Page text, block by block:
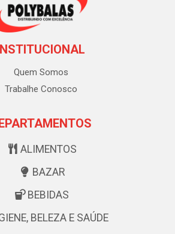
Quem Somos
Trabalhe Conosco
ALIMENTOS
BAZAR
BEBIDAS
BELEZA E SAÚDE